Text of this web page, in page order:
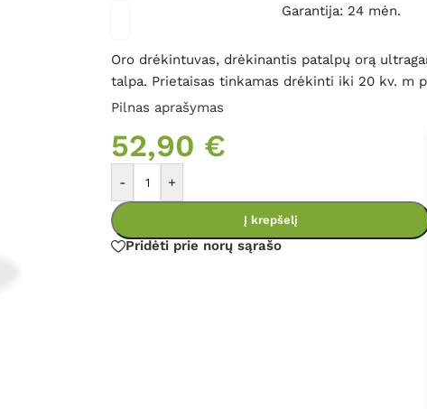
Garantija: 24 mėn.
Oro drėkintuvas, drėkinantis patalpų orą
talpa. Prietaisas tinkamas drėkinti iki 20 kv. m
Pilnas aprašymas
52,90 €
- +
Į krepšelį
Pridėti prie norų sąrašo